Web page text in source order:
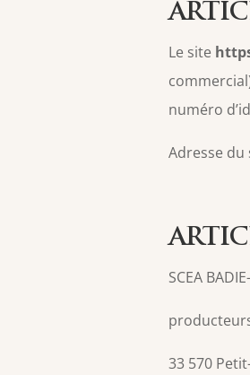
Le site
numéro
Adresse du
SCEA
33 570